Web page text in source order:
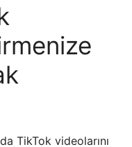
TikTok videolarını